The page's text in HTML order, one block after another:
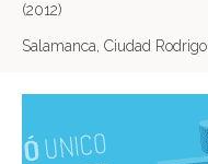
(2012)
Salamanca, Ciudad Rodrigo